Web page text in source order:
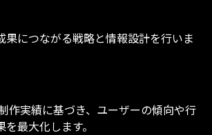
果につながる戦略と情報設計を行いま
作実績に基づき、ユーザーの傾向や行
最大化します。